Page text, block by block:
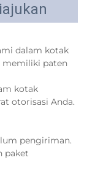
dalam kotak
memiliki paten
kotak
pengiriman.
paket